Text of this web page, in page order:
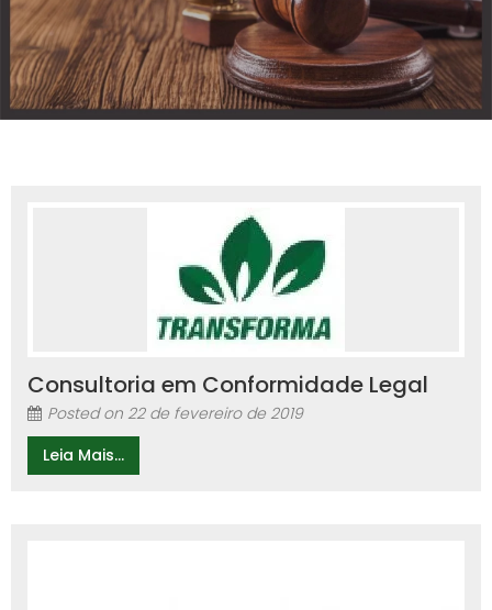
Consultoria em Conformidade Legal
Posted on 22 de fevereiro de 2019
Leia Mais...